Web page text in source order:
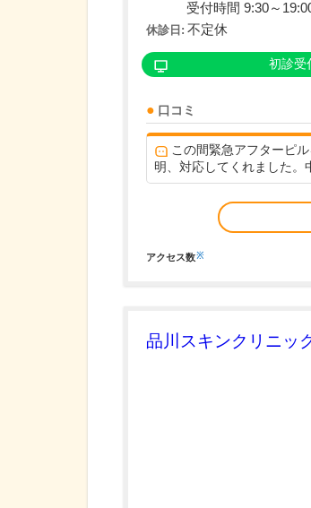
受付時間 9:30～
休診日: 不定休
初診受
口コミ
この間緊急アフターピ
明、対応してくれました。
アクセス数※
品川スキンクリニッ